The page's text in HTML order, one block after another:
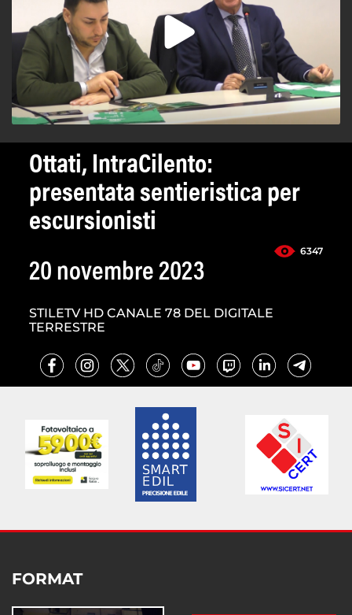
Ottati, IntraCilento:
presentata sentieristica per
escursionisti
6347
20 novembre 2023
STILETV HD CANALE 78 DEL DIGITALE
TERRESTRE
FORMAT